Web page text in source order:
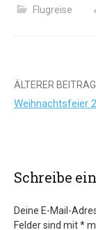
Flugreise
Beitrags-
ÄLTERER BEITRAG
Weihnachtsfeier
Schreibe
Deine E-Mail-
Felder sind mit*